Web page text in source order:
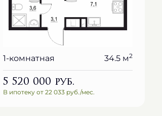
1-комнатная 34.5 м2
5 520 000 руб.
В ипотеку от 22 033 руб./мес.